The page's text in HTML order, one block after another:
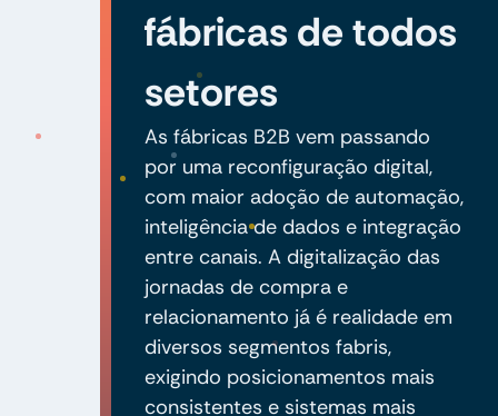
fábricas de todos
setores
As fábricas B2B vem passando
por uma reconfiguração digital,
com maior adoção de automação,
inteligência de dados e integração
entre canais. A digitalização das
jornadas de compra e
relacionamento já é realidade em
diversos segmentos fabris,
exigindo posicionamentos mais
consistentes e sistemas mais